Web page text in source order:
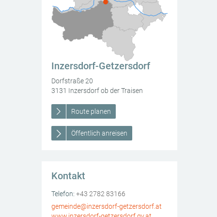
Inzersdorf-Getzersdorf
Dorfstraße 20
3131 Inzersdorf ob der Traisen
Route planen
Öffentlich anreisen
Kontakt
Inzersdorf-Getzersdorf
Dorfstraße 20
3131 Inzersdorf ob der Traisen
AT
Telefon: +43 2782 83166
gemeinde@inzersdorf-getzersdorf.at